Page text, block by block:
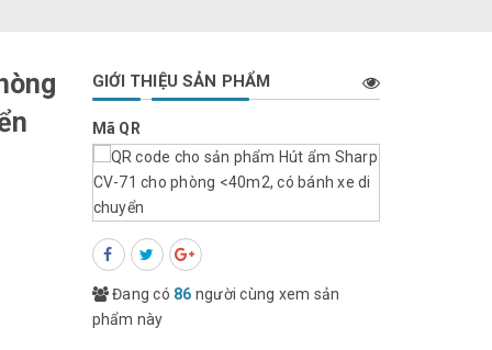
GIỚI THIỆU SẢN PHẨM
Mã QR
Đang có 86 người cùng xem sản
phẩm này